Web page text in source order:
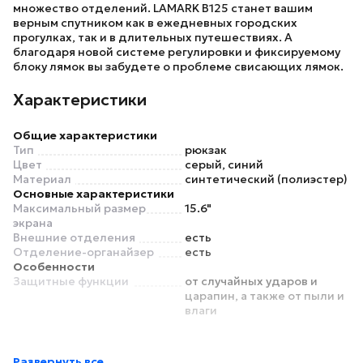
множество отделений. LAMARK B125 станет вашим
верным спутником как в ежедневных городских
прогулках, так и в длительных путешествиях. А
благодаря новой системе регулировки и фиксируемому
блоку лямок вы забудете о проблеме свисающих лямок.
Характеристики
Общие характеристики
Тип
рюкзак
Цвет
серый, синий
Материал
синтетический (полиэстер)
Основные характеристики
Максимальный размер
экрана
15.6"
Внешние отделения
есть
Отделение-органайзер
есть
Особенности
Защитные функции
от случайных ударов и
царапин, а также от пыли и
влаги